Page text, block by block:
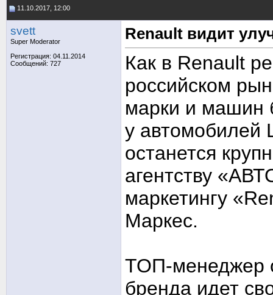
11.10.2017, 12:00
svett
Super Moderator
Регистрация: 04.11.2014
Сообщений: 727
Renault видит
Как в Renault
российском
марки и машин
у автомобилей
останется
агентству
маркетингу
Маркес.
ТОП-менеджер
бренда идет